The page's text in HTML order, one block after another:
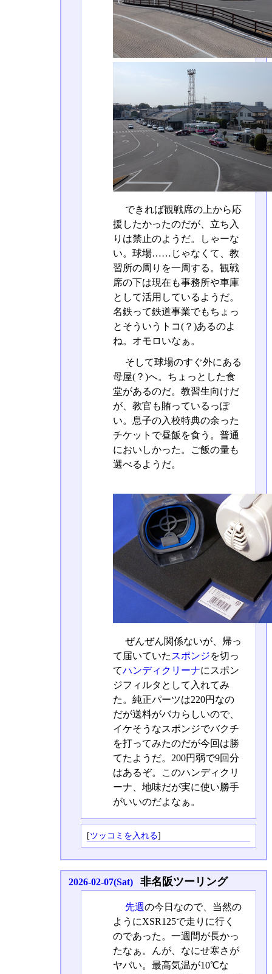
できれば観戦席の上から応
援したかったのだが、立ち入
りは禁止のようだ。しゃーな
い。球場……じゃなくて、教
習所の周りを一周する。観戦
席の下は現在も事務所や車庫
として活用しているようだ。
名鉄って鉄道事業でもちょっ
とそういうトコ(？)あるのよ
ね。オモロいなぁ。
そして球場のすぐ外にある
母屋(？)へ。ちょっとした食
堂があるのだ。教習生向けだ
が、教官も賄っているっぽ
い。息子の入校特典の余った
チケットで昼飯を食う。普通
においしかった。ご飯の量も
選べるようだ。
ぜんぜん関係ないが、帰っ
て届いていた スポンジを切っ
てハンディクリーナにスポン
ジフィルタとして入れてみ
た。純正パーツは220円なの
だが送料がバカらしいので、
イケそうなスポンジでバクチ
を打ってみたのだが今回は勝
てたようだ。200円弱で9回分
はあるぞ。このハンディクリ
ーナ、地味だが実に使い勝手
がいいのだよなぁ。
[ツッコミを入れる]
2026-02-07(Sat) 非名阪ツーリング
先週の今日なので、当然の
ようにXSR125で走りに行く
のであった。一週間が長かっ
たなぁ。んが、なにせ寒さが
ヤバい。最高気温が10℃な